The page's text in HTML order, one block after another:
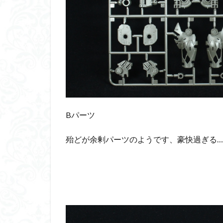
Bパーツ
殆どが余剰パーツのようです、豪快過ぎる